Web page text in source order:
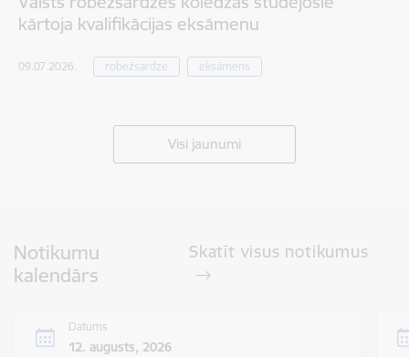
kārtoja kvalifikācijas eksāmenu
09.07.2026. robežsardze eksāmens
Visi jaunumi
Notikumu
kalendārs
Skatīt visus notikumus
Datums
12. augusts, 2026